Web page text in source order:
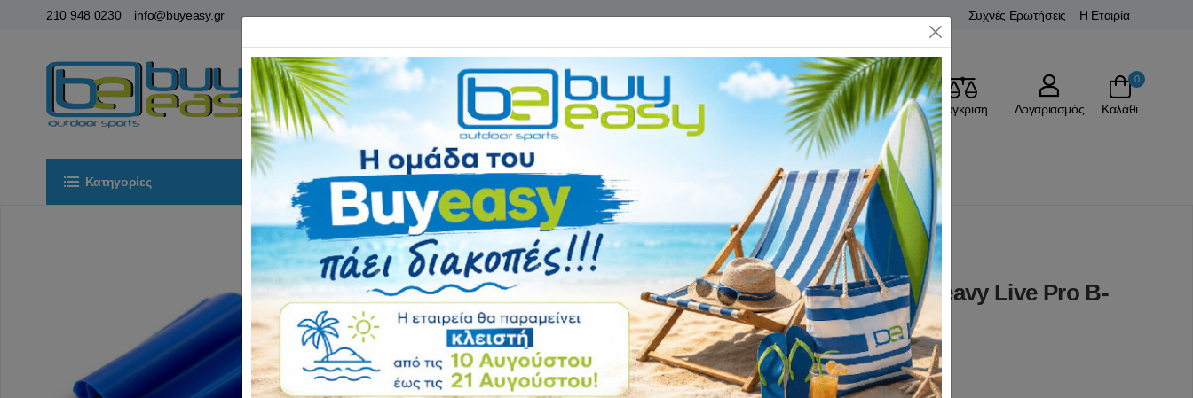
210 948 0230 info@buyeasy.gr Συχνές Ερωτήσεις Η Εταιρία
Αγαπημένα Σύγκριση Λογαριασμός
0
Καλάθι
Κατηγορίες Αρχική ΕΙΔΗ CAMPING Επικοινωνία
Αρχική ΑΞΕΣΟΥΑΡ ΓΥΜΝΑΣΤΙΚΗΣ Λάστιχα Αντίστασης
Λάστιχο Αντίστασης κορδέλα Heavy Live Pro B-
8415-H
Αξιολόγηση: (0 Αξιολογήσεις)
ΚωδικόςB-8415-H
Close